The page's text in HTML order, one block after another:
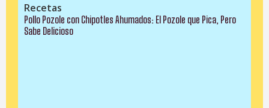
Recetas
Pollo Pozole con Chipotles Ahumados: El Pozole que Pica, Pero
Sabe Delicioso